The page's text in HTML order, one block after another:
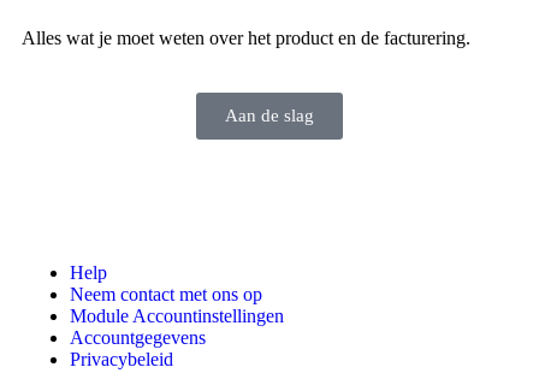
Alles wat je moet weten over het product en de facturering.
Aan de slag
Help
Neem contact met ons op
Module Accountinstellingen
Accountgegevens
Privacybeleid